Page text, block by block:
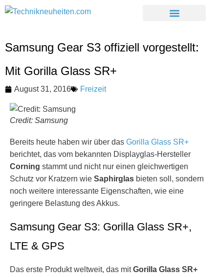
Samsung Gear S3 offiziell vorgestellt:
Mit Gorilla Glass SR+
August 31, 2016 Freizeit
Credit: Samsung
Bereits heute haben wir über das Gorilla Glass SR+
berichtet, das vom bekannten Displayglas-Hersteller
Corning stammt und nicht nur einen gleichwertigen
Schutz vor Kratzern wie Saphirglas bieten soll, sondern
noch weitere interessante Eigenschaften, wie eine
geringere Belastung des Akkus.
Samsung Gear S3: Gorilla Glass SR+,
LTE & GPS
Das erste Produkt weltweit, das mitGorilla Glass SR+